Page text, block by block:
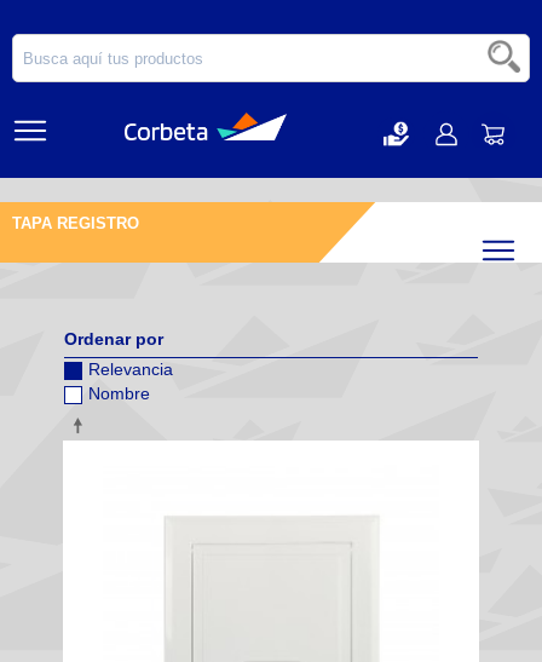
TAPA REGISTRO
Ordenar por
Relevancia
Nombre